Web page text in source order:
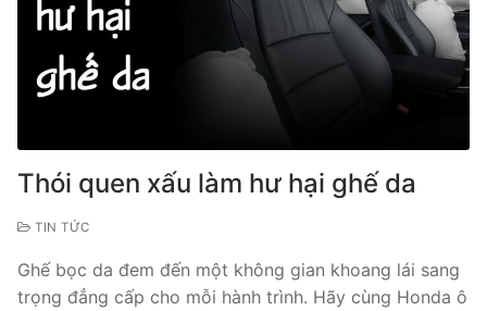
Thói quen xấu làm hư hại ghế da
TIN TỨC
Ghế bọc da đem đến một không gian khoang lái sang
trọng đẳng cấp cho mỗi hành trình. Hãy cùng Honda ô